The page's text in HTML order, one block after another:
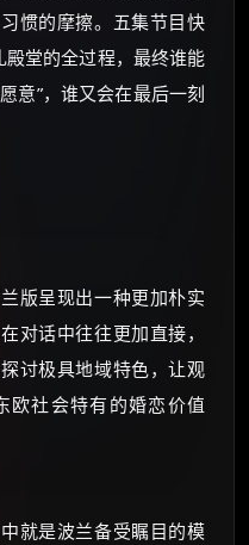
惯的摩擦。五集节目快
堂的全过程，最终谁能
意”，谁又会在最后一刻
版呈现出一种更加朴实
对话中往往更加直接，
讨极具地域特色，让观
欧社会特有的婚恋价值
就是波兰备受瞩目的模